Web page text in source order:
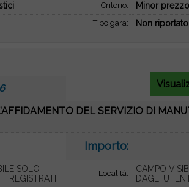
Criterio: Minor prezzo
Tipo gara: Non riportato
DEL SERVIZIO DI
Importo:
SOLO
REGISTRATI
Località:
CAMPO
DAGLI